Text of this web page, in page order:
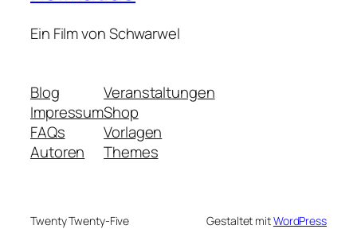
Ein Film von Schwarwel
Blog
Impressum
FAQs
Autoren
Veranstaltungen
Shop
Vorlagen
Themes
Twenty Twenty-Five Gestaltet mitWordPress